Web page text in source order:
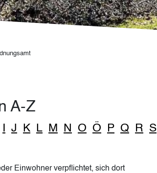
A-Z
J K L M N O Ö P Q R S
Einwohner verpflichtet, sich dort